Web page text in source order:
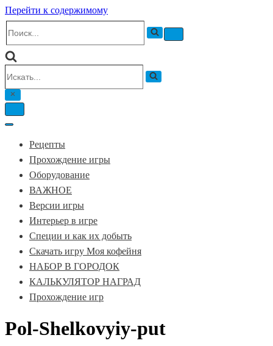
Перейти к содержимому
Меню
Меню
Меню
Рецепты
Прохождение игры
Оборудование
ВАЖНОЕ
Версии игры
Интерьер в игре
Специи и как их добыть
Скачать игру Моя кофейня
НАБОР В ГОРОДОК
КАЛЬКУЛЯТОР НАГРАД
Прохождение игр
Pol-Shelkovyiy-put